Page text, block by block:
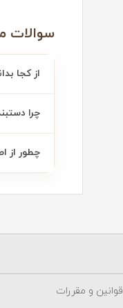
دستبند طلا و
هیچ، دستبند
به نفس و
مردانه
هستند که
سوالات
از کجا
چرا
چطور از
قوانین و مقررات